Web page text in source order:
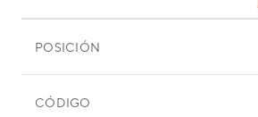
POSICIÓN
CÓDIGO